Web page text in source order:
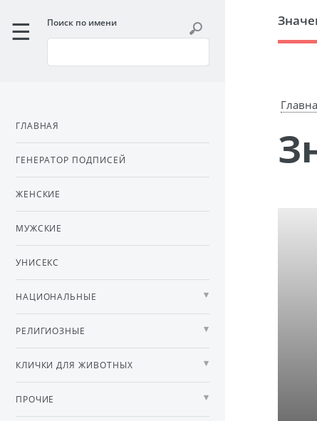
Поиск по имени
ГЛАВНАЯ
ГЕНЕРАТОР ПОДПИСЕЙ
ЖЕНСКИЕ
МУЖСКИЕ
УНИСЕКС
НАЦИОНАЛЬНЫЕ
РЕЛИГИОЗНЫЕ
КЛИЧКИ ДЛЯ ЖИВОТНЫХ
ПРОЧИЕ